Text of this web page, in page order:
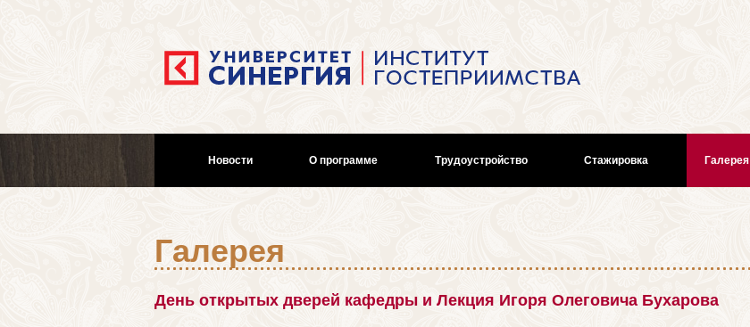
Новости О программе Трудоустройство Стажировка Галерея
Галерея
День открытых дверей кафедры и Лекция Игоря Олеговича Бухарова